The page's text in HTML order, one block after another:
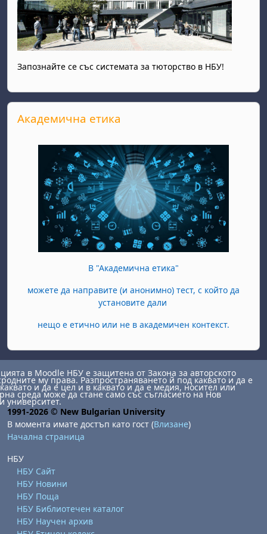
Запознайте се със системата за тюторство в НБУ!
Прескочи Академична етика
Академична етика
В "Академична етика"
можете да направите (и анонимно) тест, с който да
установите дали
нещо е етично или не в академичен контекст.
в Moodle НБУ е защитена от Закона за авторското
му права. Разпространяването й под каквато и да е
и да е цел и в каквато и да е медия, носител или
среда може да стане само със съгласието на Нов
университет.
1991-2026 © New Bulgarian University
В момента имате достъп като гост (Влизане)
Начална страница
НБУ
НБУ Сайт
НБУ Новини
НБУ Поща
НБУ Библиотечен каталог
НБУ Научен архив